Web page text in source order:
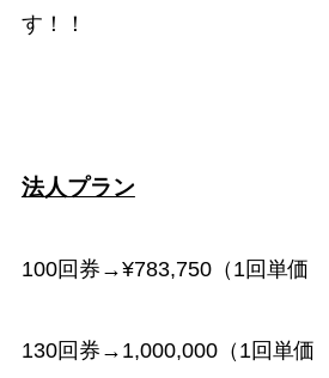
す！！
法人プラン
100回券→¥783,750（1回単価
130回券→1,000,000（1回単